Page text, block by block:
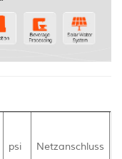
psi Netzanschluss